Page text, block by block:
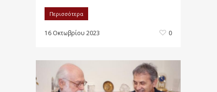
Περισσότερα
16 Οκτωβρίου 2023 0